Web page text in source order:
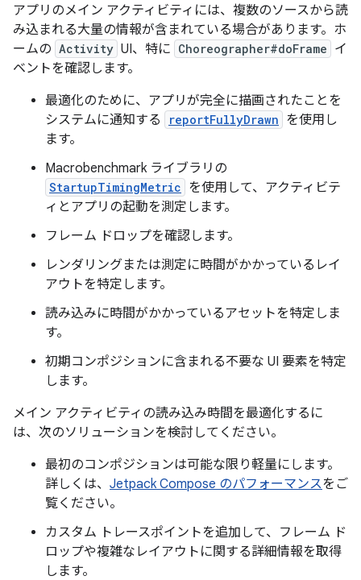
アプリのメイン アクティビティには、複数のソースから読
み込まれる大量の情報が含まれている場合があります。ホ
ームの Activity UI、特に Choreographer#doFrame イ
ベントを確認します。
最適化のために、アプリが完全に描画されたことを
システムに通知する
reportFullyDrawn を使用し
ます。
Macrobenchmark ライブラリの
StartupTimingMetric を使用して、アクティビテ
ィとアプリの起動を測定します。
フレーム ドロップを確認します。
レンダリングまたは測定に時間がかかっているレイ
アウトを特定します。
読み込みに時間がかかっているアセットを特定しま
す。
初期コンポジションに含まれる不要な UI 要素を特定
します。
メイン アクティビティの読み込み時間を最適化するに
は、次のソリューションを検討してください。
最初のコンポジションは可能な限り軽量にします。
詳しくは、 Jetpack Compose のパフォーマンスをご
覧ください。
カスタム トレースポイントを追加して、フレーム ド
ロップや複雑なレイアウトに関する詳細情報を取得
します。